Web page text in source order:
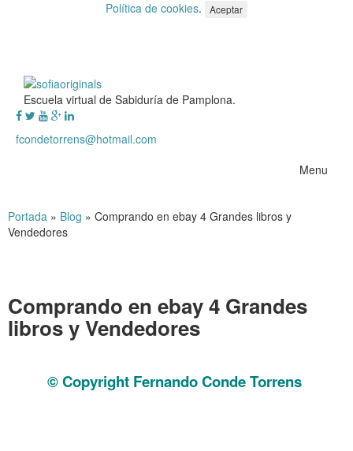
Política de cookies. Aceptar
Escuela virtual de Sabiduría de Pamplona.
fcondetorrens@hotmail.com
Menu
Portada » Blog » Comprando en ebay 4 Grandes libros y
Vendedores
Comprando en ebay 4 Grandes
libros y Vendedores
© Copyright Fernando Conde Torrens